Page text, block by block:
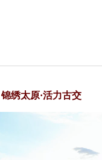
锦绣太原·活力古交